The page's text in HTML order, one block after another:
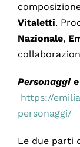
Vitaletti.
Nazionale,
Personaggie
https://
personaggi/
Le due parti